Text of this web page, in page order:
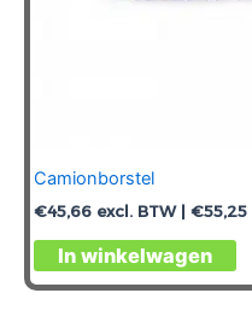
Camionborstel
€45,66 excl. BTW | €55,25
In winkelwagen